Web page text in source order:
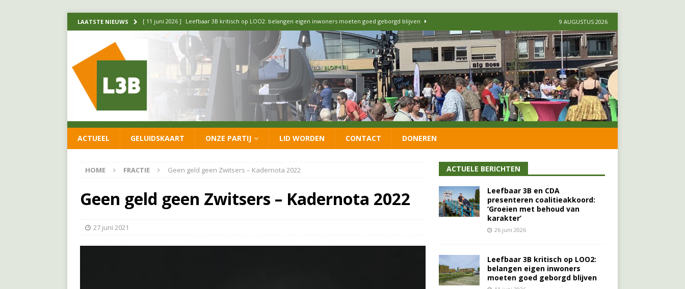
LAATSTE NIEUWS [ 11 juni 2026 ] Leefbaar 3B kritisch op LOO2: belangen eigen inwoners moeten goed geborgd blijven
[ 20 mei 2026 ] Leefbaar 3B ondersteunt oproep van lokale partijen uit heel Nederland: schaf het
luchtalarm niet af! FRACTIE
[ 14 mei 2026 ] Update over de formatie: vacature voor onafhankelijke wethouder Sociaal Domein
[ 26 juni 2026 ] Leefbaar 3B en CDA presenteren coalitieakkoord: ‘Groeien met behoud van karakter’
9 AUGUSTUS 2026
ACTUEEL GELUIDSKAART ONZE PARTIJ LID WORDEN CONTACT DONEREN
HOME FRACTIE Geen geld geen Zwitsers – Kadernota 2022
Geen geld geen Zwitsers – Kadernota 2022
27 juni 2021
ACTUELE BERICHTEN
Leefbaar 3B en CDA
presenteren coalitieakkoord:
‘Groeien met behoud van
karakter’
26 juni 2026
Leefbaar 3B kritisch op LOO2:
belangen eigen inwoners
moeten goed geborgd blijven